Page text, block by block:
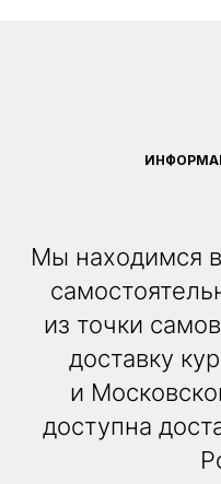
Мы находимся
из точки
доставку
и
доступна